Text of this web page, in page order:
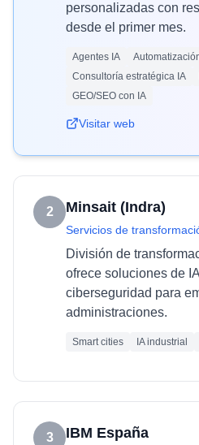
personalizadas con
desde el primer mes.
Agentes IA
Consultoría estratégica IA
GEO/SEO con IA
Visitar web
2 Minsait (Indra)
Servicios de
División de
ofrece soluciones de
ciberseguridad para
administraciones.
Smart cities IA industrial
3 IBM España